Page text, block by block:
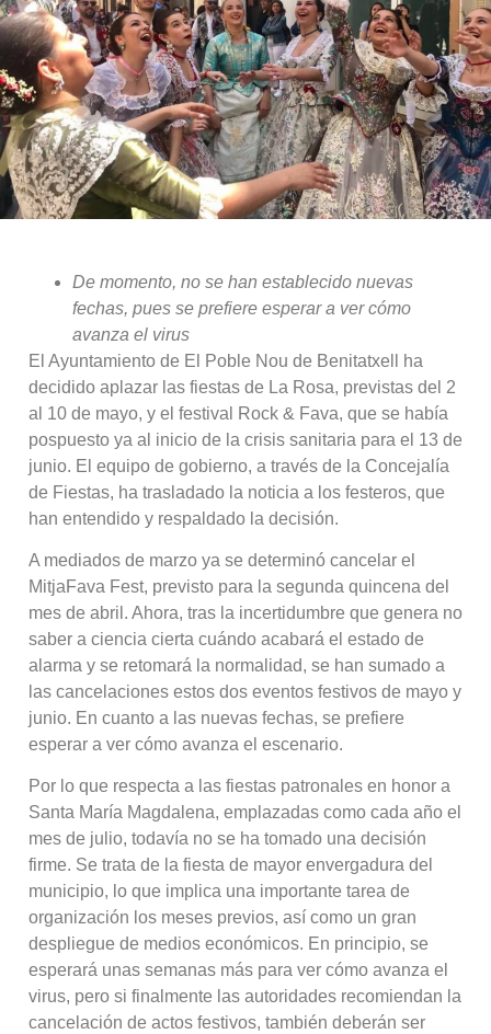
De momento, no se han establecido nuevas
fechas, pues se prefiere esperar a ver cómo
avanza el virus
El Ayuntamiento de El Poble Nou de Benitatxell ha
decidido aplazar las fiestas de La Rosa, previstas del 2
al 10 de mayo, y el festival Rock & Fava, que se había
pospuesto ya al inicio de la crisis sanitaria para el 13 de
junio. El equipo de gobierno, a través de la Concejalía
de Fiestas, ha trasladado la noticia a los festeros, que
han entendido y respaldado la decisión.
A mediados de marzo ya se determinó cancelar el
MitjaFava Fest, previsto para la segunda quincena del
mes de abril. Ahora, tras la incertidumbre que genera no
saber a ciencia cierta cuándo acabará el estado de
alarma y se retomará la normalidad, se han sumado a
las cancelaciones estos dos eventos festivos de mayo y
junio. En cuanto a las nuevas fechas, se prefiere
esperar a ver cómo avanza el escenario.
Por lo que respecta a las fiestas patronales en honor a
Santa María Magdalena, emplazadas como cada año el
mes de julio, todavía no se ha tomado una decisión
firme. Se trata de la fiesta de mayor envergadura del
municipio, lo que implica una importante tarea de
organización los meses previos, así como un gran
despliegue de medios económicos. En principio, se
esperará unas semanas más para ver cómo avanza el
virus, pero si finalmente las autoridades recomiendan la
cancelación de actos festivos, también deberán ser